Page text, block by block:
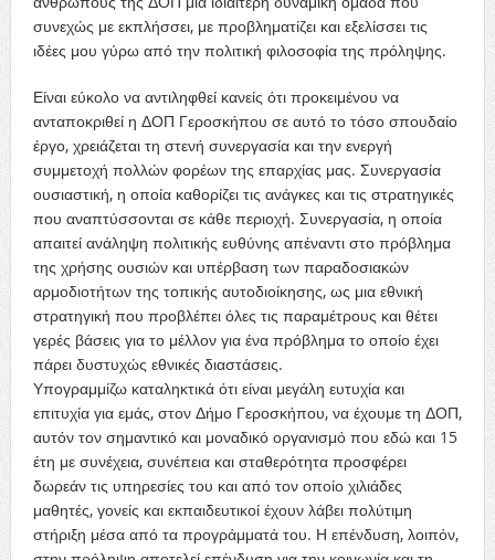
συνεχώς με εκπλήσσει, με προβληματίζει και εξελίσσει τις
ιδέες μου γύρω από την πολιτική φιλοσοφία της πρόληψης.
Είναι εύκολο να αντιληφθεί κανείς ότι προκειμένου να
ανταποκριθεί η ΔΟΠ Γεροσκήπου σε αυτό το τόσο σπουδαίο
έργο, χρειάζεται τη στενή συνεργασία και την ενεργή
συμμετοχή πολλών φορέων της επαρχίας μας. Συνεργασία
ουσιαστική, η οποία καθορίζει τις ανάγκες και τις στρατηγικές
που αναπτύσσονται σε κάθε περιοχή. Συνεργασία, η οποία
απαιτεί ανάληψη πολιτικής ευθύνης απέναντι στο πρόβλημα
της χρήσης ουσιών και υπέρβαση των παραδοσιακών
αρμοδιοτήτων της τοπικής αυτοδιοίκησης, ως μια εθνική
στρατηγική που προβλέπει όλες τις παραμέτρους και θέτει
γερές βάσεις για το μέλλον για ένα πρόβλημα το οποίο έχει
πάρει δυστυχώς εθνικές διαστάσεις.
Υπογραμμίζω καταληκτικά ότι είναι μεγάλη ευτυχία και
επιτυχία για εμάς, στον Δήμο Γεροσκήπου, να έχουμε τη ΔΟΠ,
αυτόν τον σημαντικό και μοναδικό οργανισμό που εδώ και 15
έτη με συνέχεια, συνέπεια και σταθερότητα προσφέρει
δωρεάν τις υπηρεσίες του και από τον οποίο χιλιάδες
μαθητές, γονείς και εκπαιδευτικοί έχουν λάβει πολύτιμη
στήριξη μέσα από τα προγράμματά του. Η επένδυση, λοιπόν,